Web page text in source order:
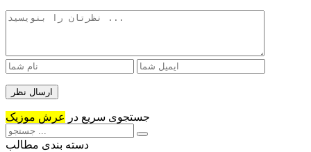
جستجوی سریع در عرش موزیک
دسته بندی مطالب